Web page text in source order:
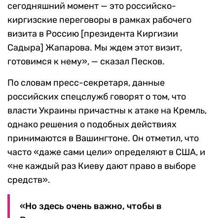
сегодняшний момент — это российско-
киргизские переговоры в рамках рабочего
визита в Россию [президента Киргизии
Садыра] Жапарова. Мы ждем этот визит,
готовимся к нему», — сказал Песков.
По словам пресс-секретаря, данные
российских спецслужб говорят о том, что
власти Украины причастны к атаке на Кремль,
однако решения о подобных действиях
принимаются в Вашингтоне. Он отметил, что
часто «даже сами цели» определяют в США, и
«не каждый раз Киеву дают право в выборе
средств».
«Но здесь очень важно, чтобы в